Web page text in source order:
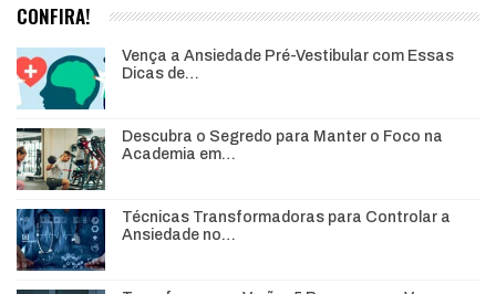
CONFIRA!
Vença a Ansiedade Pré-Vestibular com Essas
Dicas de…
Descubra o Segredo para Manter o Foco na
Academia em…
Técnicas Transformadoras para Controlar a
Ansiedade no…